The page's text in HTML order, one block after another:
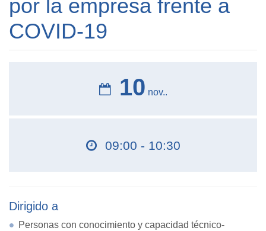
por la empresa frente a
COVID-19
10 nov..
09:00 - 10:30
Dirigido a
Personas con conocimiento y capacidad técnico-